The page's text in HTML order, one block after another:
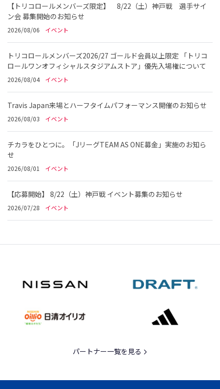
【トリコロールメンバーズ限定】 8/22（土）神戸戦 選手サイ
ン会 募集開始のお知らせ
2026/08/06 イベント
トリコロールメンバーズ2026/27 ゴールド会員以上限定 「トリコ
ロールワンオフィシャルスタジアムストア」優先入場権について
2026/08/04 イベント
Travis Japan来場とハーフタイムパフォーマンス開催のお知らせ
2026/08/03 イベント
チカラをひとつに。「JリーグTEAM AS ONE募金」実施のお知ら
せ
2026/08/01 イベント
【応募開始】 8/22（土）神戸戦 イベント募集のお知らせ
2026/07/28 イベント
パートナー一覧を見る